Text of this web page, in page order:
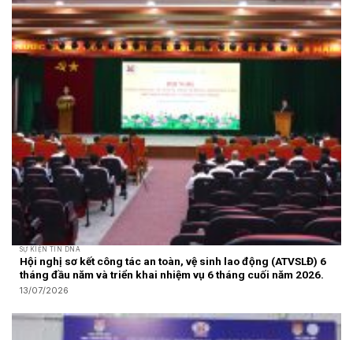
SỰ KIỆN TIN DNA
Hội nghị sơ kết công tác an toàn, vệ sinh lao động (ATVSLĐ) 6
tháng đầu năm và triển khai nhiệm vụ 6 tháng cuối năm 2026.
13/07/2026